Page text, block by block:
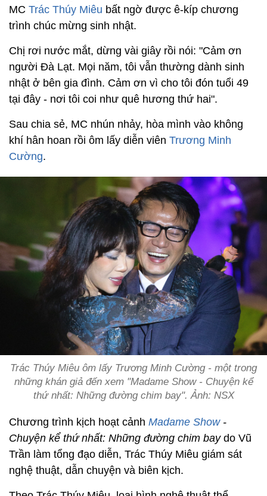
MC Trác Thúy Miêu bất ngờ được ê-kíp chương
trình chúc mừng sinh nhật.
Chị rơi nước mắt, dừng vài giây rồi nói: "Cảm ơn
người Đà Lạt. Mọi năm, tôi vẫn thường dành sinh
nhật ở bên gia đình. Cảm ơn vì cho tôi đón tuổi 49
tại đây - nơi tôi coi như quê hương thứ hai".
Sau chia sẻ, MC nhún nhảy, hòa mình vào không
khí hân hoan rồi ôm lấy diễn viên Trương Minh
Cường.
Trác Thúy Miêu ôm lấy Trương Minh Cường - một trong
những khán giả đến xem "Madame Show - Chuyện kể
thứ nhất: Những đường chim bay". Ảnh: NSX
Chương trình kịch hoạt cảnh Madame Show-
Chuyện kể thứ nhất: Những đường chim baydo Vũ
Trần làm tổng đạo diễn, Trác Thúy Miêu giám sát
nghệ thuật, dẫn chuyện và biên kịch.